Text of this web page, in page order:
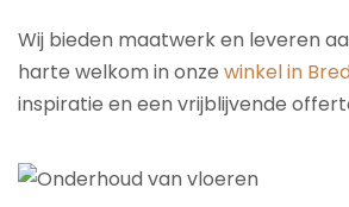
Wij bieden maatwerk en leveren
harte welkom in onze winkel in
inspiratie en een vrijblijvende